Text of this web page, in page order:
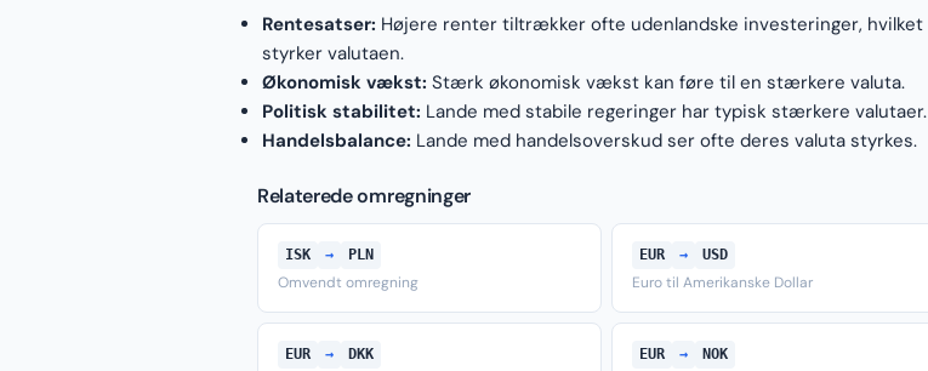
Rentesatser: Højere renter tiltrækker ofte udenlandske investeringer, hvilket
styrker valutaen.
Økonomisk vækst: Stærk økonomisk vækst kan føre til en stærkere valuta.
Politisk stabilitet: Lande med stabile regeringer har typisk stærkere valutaer.
Handelsbalance: Lande med handelsoverskud ser ofte deres valuta styrkes.
Relaterede omregninger
ISK → PLN
Omvendt omregning
EUR → USD
Euro til Amerikanske Dollar
EUR → DKK EUR → NOK